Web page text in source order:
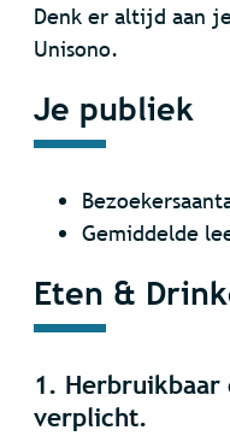
Denk er altijd aan
Unisono.
Je publiek
Gemiddelde
Eten &
1.
verplicht.